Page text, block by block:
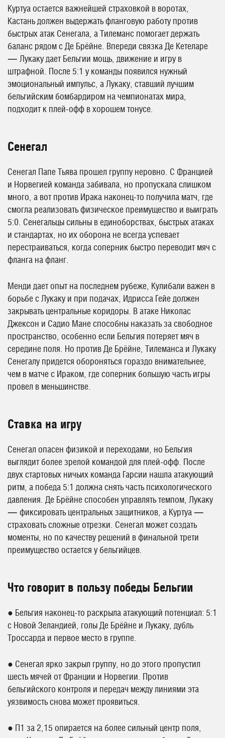
Куртуа остается важнейшей страховкой в воротах,
Кастань должен выдержать фланговую работу против
быстрых атак Сенегала, а Тилеманс помогает держать
баланс рядом с Де Брёйне. Впереди связка Де Кетеларе
— Лукаку дает Бельгии мощь, движение и игру в
штрафной. После 5:1 у команды появился нужный
эмоциональный импульс, а Лукаку, ставший лучшим
бельгийским бомбардиром на чемпионатах мира,
подходит к плей-офф в хорошем тонусе.
Сенегал
Сенегал Папе Тьява прошел группу неровно. С Францией
и Норвегией команда забивала, но пропускала слишком
много, а вот против Ирака наконец-то получила матч, где
смогла реализовать физическое преимущество и выиграть
5:0. Сенегальцы сильны в единоборствах, быстрых атаках
и стандартах, но их оборона не всегда успевает
перестраиваться, когда соперник быстро переводит мяч с
фланга на фланг.
Менди дает опыт на последнем рубеже, Кулибали важен в
борьбе с Лукаку и при подачах, Идрисса Гейе должен
закрывать центральные коридоры. В атаке Николас
Джексон и Садио Мане способны наказать за свободное
пространство, особенно если Бельгия потеряет мяч в
середине поля. Но против Де Брёйне, Тилеманса и Лукаку
Сенегалу придется обороняться гораздо внимательнее,
чем в матче с Ираком, где соперник большую часть игры
провел в меньшинстве.
Ставка на игру
Сенегал опасен физикой и переходами, но Бельгия
выглядит более зрелой командой для плей-офф. После
двух стартовых ничьих команда Гарсии нашла атакующий
ритм, а победа 5:1 должна снять часть психологического
давления. Де Брёйне способен управлять темпом, Лукаку
— фиксировать центральных защитников, а Куртуа —
страховать сложные отрезки. Сенегал может создать
моменты, но по качеству решений в финальной трети
преимущество остается у бельгийцев.
Что говорит в пользу победы Бельгии
● Бельгия наконец-то раскрыла атакующий потенциал: 5:1
с Новой Зеландией, голы Де Брёйне и Лукаку, дубль
Троссарда и первое место в группе.
● Сенегал ярко закрыл группу, но до этого пропустил
шесть мячей от Франции и Норвегии. Против
бельгийского контроля и передач между линиями эта
уязвимость снова может проявиться.
● П1 за 2,15 опирается на более сильный центр поля,